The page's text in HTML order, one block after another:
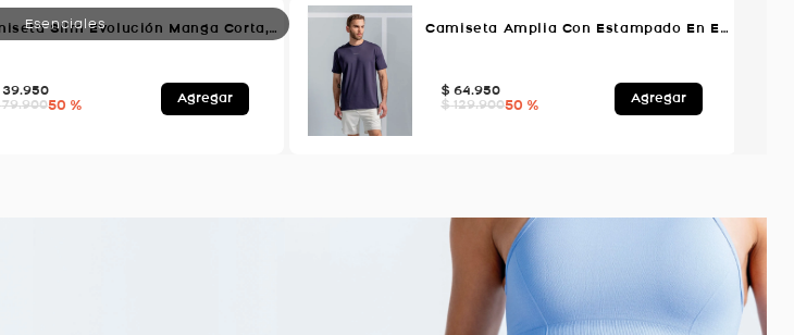
Camiseta Slim Evolución Manga Corta, Color Rojo Para Hombre
39.950
79.90050 % Agregar
Camiseta Amplia Con Estampado En Espalda, Color Azul Oscuro Para Hombre
$ 64.950
$ 129.90050 % Agregar